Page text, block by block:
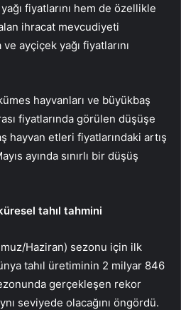
fiyatlarını hem de özellikle
ihracat mevcudiyeti
ve ayçiçek yağı fiyatlarını
hayvanları ve büyükbaş
fiyatlarında görülen düşüşe
hayvan etleri fiyatlarındaki artış
ayında sınırlı bir düşüş
tahıl tahmini
Haziran) sezonu için ilk
tahıl üretiminin 2 milyar 846
gerçekleşen rekor
seviyede olacağını öngördü.